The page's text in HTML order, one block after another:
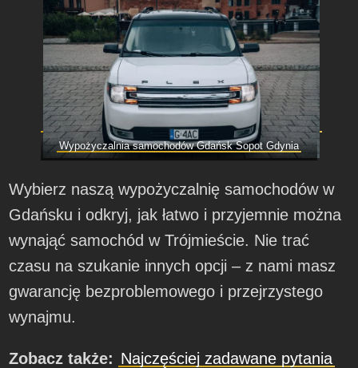
Wypożyczalnia samochodów Gdańsk Sopot Gdynia
Wybierz naszą wypożyczalnię samochodów w
Gdańsku i odkryj, jak łatwo i przyjemnie można
wynająć samochód w Trójmieście. Nie trać
czasu na szukanie innych opcji – z nami masz
gwarancję bezproblemowego i przejrzystego
wynajmu.
Zobacz także: Najczęściej zadawane pytania